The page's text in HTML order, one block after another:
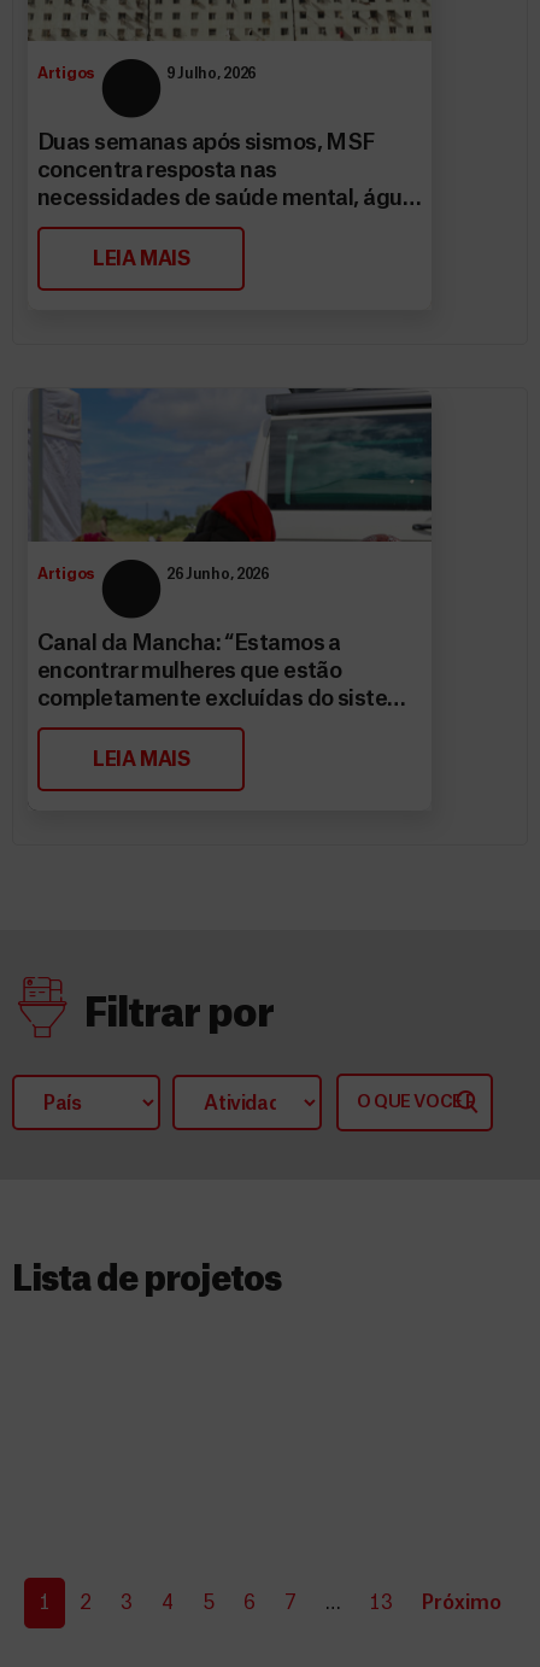
Artigos 9 Julho, 2026
Duas semanas após sismos, MSF
concentra resposta nas
necessidades de saúde mental, água
e saneamento
LEIA MAIS
Artigos 26 Junho, 2026
Canal da Mancha: “Estamos a
encontrar mulheres que estão
completamente excluídas do sistema
de saúde”
LEIA MAIS
Filtrar por
Lista de projetos​
1 2 3 4 5 6 7 … 13 Próximo